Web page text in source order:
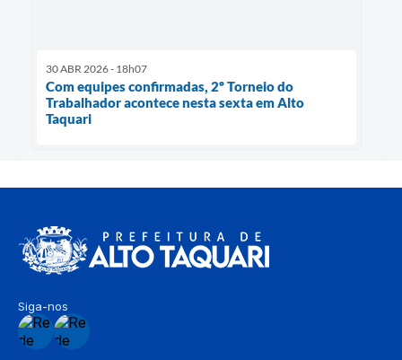
30 ABR 2026 - 18h07
Com equipes confirmadas, 2º Torneio do
Trabalhador acontece nesta sexta em Alto
Taquari
Siga-nos